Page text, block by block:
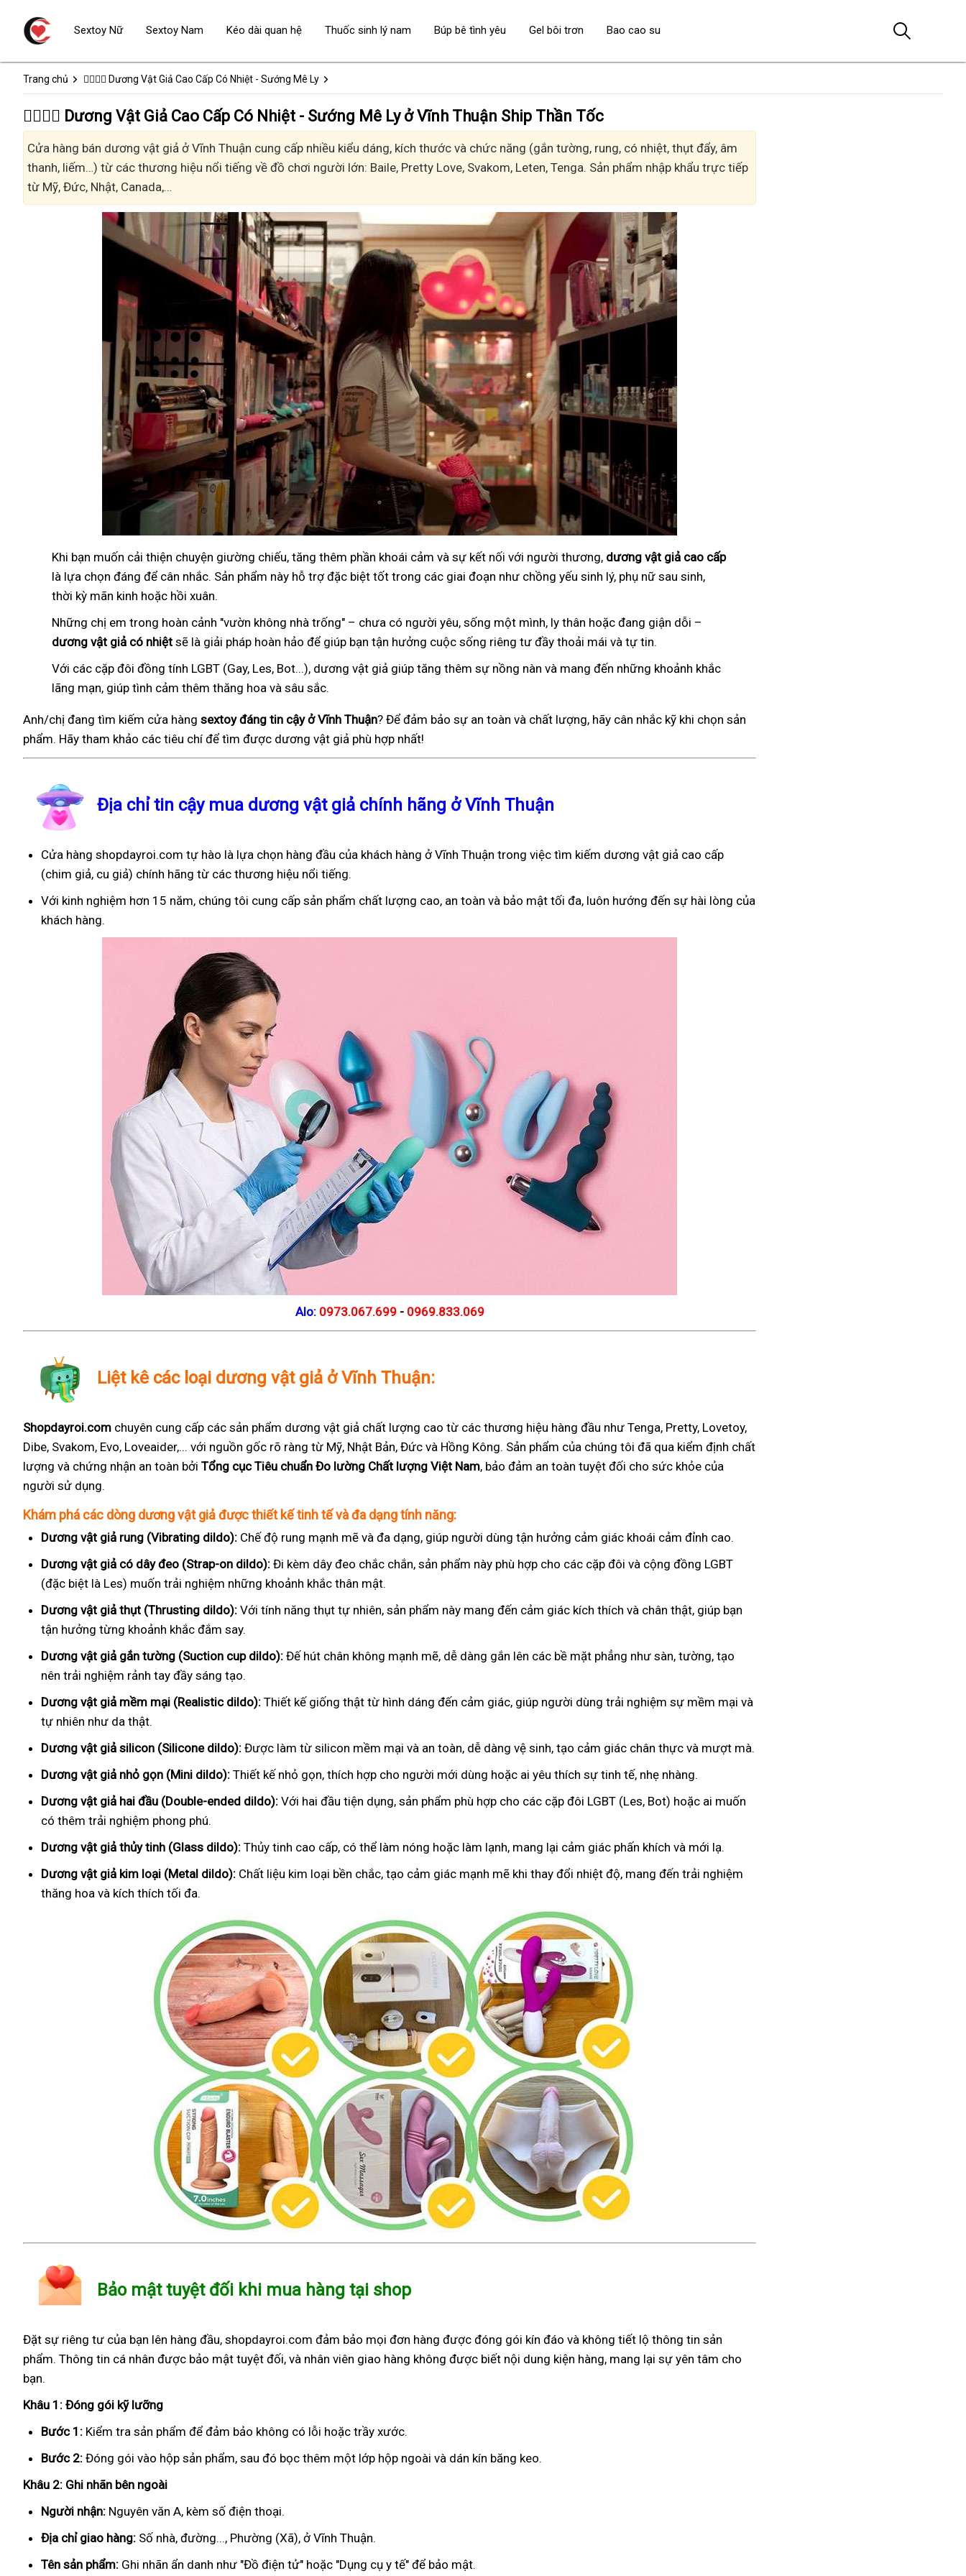
Trang chủ 👩‍❤️‍💋‍👨 Dương Vật Giả Cao Cấp Có Nhiệt - Sướng Mê Ly
👩‍❤️‍💋‍👨 Dương Vật Giả Cao Cấp Có Nhiệt - Sướng Mê Ly ở Vĩnh Thuận Ship Thần Tốc
Cửa hàng bán dương vật giả ở Vĩnh Thuận cung cấp nhiều kiểu dáng, kích thước và chức năng (gắn tường, rung, có nhiệt, thụt đẩy, âm
thanh, liếm…) từ các thương hiệu nổi tiếng về đồ chơi người lớn: Baile, Pretty Love, Svakom, Leten, Tenga. Sản phẩm nhập khẩu trực tiếp
từ Mỹ, Đức, Nhật, Canada,…
Khi bạn muốn cải thiện chuyện giường chiếu, tăng thêm phần khoái cảm và sự kết nối với người thương, dương vật giả cao cấp
là lựa chọn đáng để cân nhắc. Sản phẩm này hỗ trợ đặc biệt tốt trong các giai đoạn như chồng yếu sinh lý, phụ nữ sau sinh,
thời kỳ mãn kinh hoặc hồi xuân.
Những chị em trong hoàn cảnh "vườn không nhà trống" – chưa có người yêu, sống một mình, ly thân hoặc đang giận dỗi –
dương vật giả có nhiệt sẽ là giải pháp hoàn hảo để giúp bạn tận hưởng cuộc sống riêng tư đầy thoải mái và tự tin.
Với các cặp đôi đồng tính LGBT (Gay, Les, Bot...), dương vật giả giúp tăng thêm sự nồng nàn và mang đến những khoảnh khắc
lãng mạn, giúp tình cảm thêm thăng hoa và sâu sắc.
Anh/chị đang tìm kiếm cửa hàng sextoy đáng tin cậy ở Vĩnh Thuận? Để đảm bảo sự an toàn và chất lượng, hãy cân nhắc kỹ khi chọn sản
phẩm. Hãy tham khảo các tiêu chí để tìm được dương vật giả phù hợp nhất!
Địa chỉ tin cậy mua dương vật giả chính hãng ở Vĩnh Thuận
Cửa hàng shopdayroi.com tự hào là lựa chọn hàng đầu của khách hàng ở Vĩnh Thuận trong việc tìm kiếm dương vật giả cao cấp
(chim giả, cu giả) chính hãng từ các thương hiệu nổi tiếng.
Với kinh nghiệm hơn 15 năm, chúng tôi cung cấp sản phẩm chất lượng cao, an toàn và bảo mật tối đa, luôn hướng đến sự hài lòng của
khách hàng.
Alo: 0973.067.699 - 0969.833.069
Liệt kê các loại dương vật giả ở Vĩnh Thuận:
Shopdayroi.com chuyên cung cấp các sản phẩm dương vật giả chất lượng cao từ các thương hiệu hàng đầu như Tenga, Pretty, Lovetoy,
Dibe, Svakom, Evo, Loveaider,... với nguồn gốc rõ ràng từ Mỹ, Nhật Bản, Đức và Hồng Kông. Sản phẩm của chúng tôi đã qua kiểm định chất
lượng và chứng nhận an toàn bởi Tổng cục Tiêu chuẩn Đo lường Chất lượng Việt Nam, bảo đảm an toàn tuyệt đối cho sức khỏe của
người sử dụng.
Khám phá các dòng dương vật giả được thiết kế tinh tế và đa dạng tính năng:
Dương vật giả rung (Vibrating dildo): Chế độ rung mạnh mẽ và đa dạng, giúp người dùng tận hưởng cảm giác khoái cảm đỉnh cao.
Dương vật giả có dây đeo (Strap-on dildo): Đi kèm dây đeo chắc chắn, sản phẩm này phù hợp cho các cặp đôi và cộng đồng LGBT
(đặc biệt là Les) muốn trải nghiệm những khoảnh khắc thân mật.
Dương vật giả thụt (Thrusting dildo): Với tính năng thụt tự nhiên, sản phẩm này mang đến cảm giác kích thích và chân thật, giúp bạn
tận hưởng từng khoảnh khắc đắm say.
Dương vật giả gắn tường (Suction cup dildo): Đế hút chân không mạnh mẽ, dễ dàng gắn lên các bề mặt phẳng như sàn, tường, tạo
nên trải nghiệm rảnh tay đầy sáng tạo.
Dương vật giả mềm mại (Realistic dildo): Thiết kế giống thật từ hình dáng đến cảm giác, giúp người dùng trải nghiệm sự mềm mại và
tự nhiên như da thật.
Dương vật giả silicon (Silicone dildo): Được làm từ silicon mềm mại và an toàn, dễ dàng vệ sinh, tạo cảm giác chân thực và mượt mà.
Dương vật giả nhỏ gọn (Mini dildo): Thiết kế nhỏ gọn, thích hợp cho người mới dùng hoặc ai yêu thích sự tinh tế, nhẹ nhàng.
Dương vật giả hai đầu (Double-ended dildo): Với hai đầu tiện dụng, sản phẩm phù hợp cho các cặp đôi LGBT (Les, Bot) hoặc ai muốn
có thêm trải nghiệm phong phú.
Dương vật giả thủy tinh (Glass dildo): Thủy tinh cao cấp, có thể làm nóng hoặc làm lạnh, mang lại cảm giác phấn khích và mới lạ.
Dương vật giả kim loại (Metal dildo): Chất liệu kim loại bền chắc, tạo cảm giác mạnh mẽ khi thay đổi nhiệt độ, mang đến trải nghiệm
thăng hoa và kích thích tối đa.
Bảo mật tuyệt đối khi mua hàng tại shop
Đặt sự riêng tư của bạn lên hàng đầu, shopdayroi.com đảm bảo mọi đơn hàng được đóng gói kín đáo và không tiết lộ thông tin sản
phẩm. Thông tin cá nhân được bảo mật tuyệt đối, và nhân viên giao hàng không được biết nội dung kiện hàng, mang lại sự yên tâm cho
bạn.
Khâu 1: Đóng gói kỹ lưỡng
Bước 1: Kiểm tra sản phẩm để đảm bảo không có lỗi hoặc trầy xước.
Bước 2: Đóng gói vào hộp sản phẩm, sau đó bọc thêm một lớp hộp ngoài và dán kín băng keo.
Khâu 2: Ghi nhãn bên ngoài
Người nhận: Nguyên văn A, kèm số điện thoại.
Địa chỉ giao hàng: Số nhà, đường..., Phường (Xã), ở Vĩnh Thuận.
Tên sản phẩm: Ghi nhãn ẩn danh như "Đồ điện tử" hoặc "Dụng cụ y tế" để bảo mật.
Sextoy Nữ Sextoy Nam Kéo dài quan hệ Thuốc sinh lý nam Búp bê tình yêu Gel bôi trơn Bao cao su